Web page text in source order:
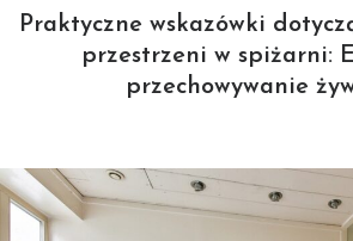
Praktyczne wskazówki
przestrzeni w spiżarni:
przechowywanie